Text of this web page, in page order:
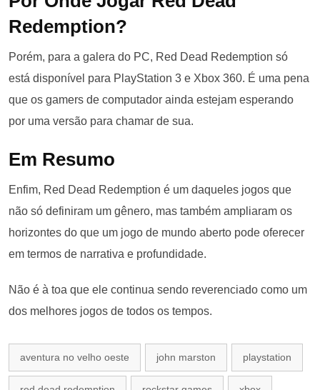
Redemption?
Porém, para a galera do PC, Red Dead Redemption só
está disponível para PlayStation 3 e Xbox 360. É uma pena
que os gamers de computador ainda estejam esperando
por uma versão para chamar de sua.
Em Resumo
Enfim, Red Dead Redemption é um daqueles jogos que
não só definiram um gênero, mas também ampliaram os
horizontes do que um jogo de mundo aberto pode oferecer
em termos de narrativa e profundidade.
Não é à toa que ele continua sendo reverenciado como um
dos melhores jogos de todos os tempos.
aventura no velho oeste john marston playstation